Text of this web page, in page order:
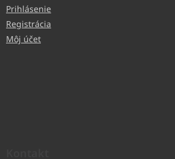
Prihlásenie
Registrácia
Môj účet